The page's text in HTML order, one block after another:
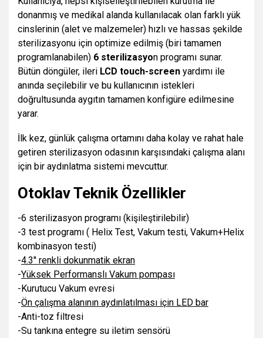
donanmış ve medikal alanda kullanılacak olan farklı yük
cinslerinin (alet ve malzemeler) hızlı ve hassas şekilde
sterilizasyonu için optimize edilmiş (biri tamamen
programlanabilen) 6 sterilizasyon programı sunar.
Bütün döngüler, ileri LCD touch-screen yardımı ile
anında seçilebilir ve bu kullanıcının istekleri
doğrultusunda aygıtın tamamen konfigüre edilmesine
yarar.
İlk kez, günlük çalışma ortamını daha kolay ve rahat hale
getiren sterilizasyon odasının karşısındaki çalışma alanı
için bir aydınlatma sistemi mevcuttur.
Otoklav Teknik Özellikler
-6 sterilizasyon programı (kişileştirilebilir)
-3 test programı ( Helix Test, Vakum testi, Vakum+Helix
kombinasyon testi)
-4.3'' renkli dokunmatik ekran
-Yüksek Performanslı Vakum pompası
-Kurutucu Vakum evresi
-Ön çalışma alanının aydınlatılması için LED bar
-Anti-toz filtresi
-Su tankına entegre su iletim sensörü